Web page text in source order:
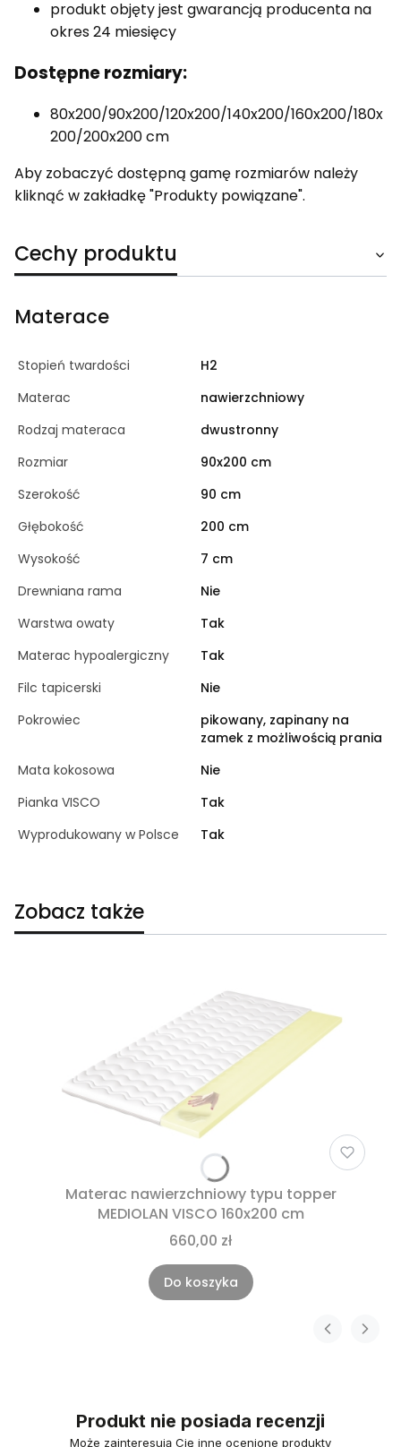
produkt objęty jest gwarancją producenta na
okres 24 miesięcy
Dostępne rozmiary:
80x200/90x200/120x200/140x200/160x200/180x
200/200x200 cm
Aby zobaczyć dostępną gamę rozmiarów należy
kliknąć w zakładkę "Produkty powiązane".
Cechy produktu
Materace
Stopień twardości
H2
Materac
nawierzchniowy
Rodzaj materaca
dwustronny
Rozmiar
90x200 cm
Szerokość
90 cm
Głębokość
200 cm
Wysokość
7 cm
Drewniana rama
Nie
Warstwa owaty
Tak
Materac hypoalergiczny
Tak
Filc tapicerski
Nie
Pokrowiec
pikowany, zapinany na
zamek z możliwością prania
Mata kokosowa
Nie
Pianka VISCO
Tak
Wyprodukowany w Polsce
Tak
Zobacz także
Materac nawierzchniowy typu topper
MEDIOLAN VISCO 160x200 cm
660,00 zł
Do koszyka
Produkt nie posiada recenzji
Może zainteresują Cię inne ocenione produkty